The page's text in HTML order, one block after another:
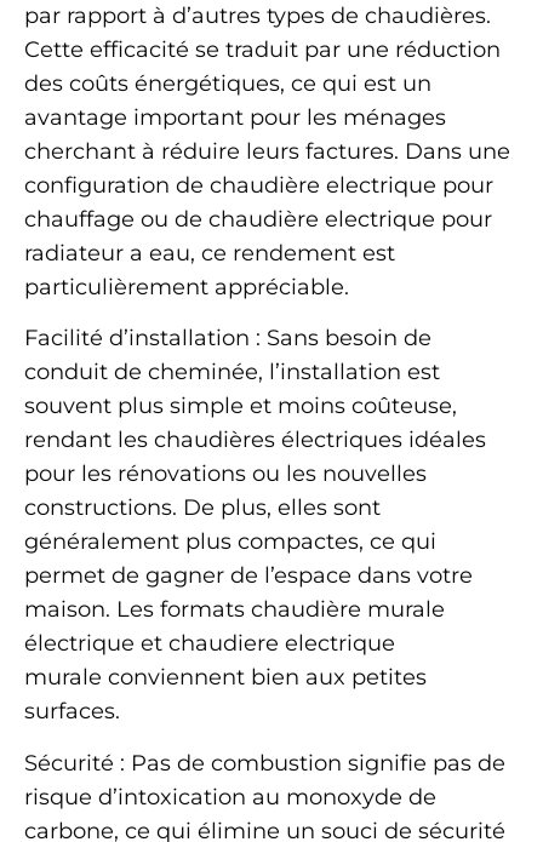
par rapport à d’autres types de chaudières.
Cette efficacité se traduit par une réduction
des coûts énergétiques, ce qui est un
avantage important pour les ménages
cherchant à réduire leurs factures. Dans une
configuration de chaudière electrique pour
chauffage ou de chaudière electrique pour
radiateur a eau, ce rendement est
particulièrement appréciable.
Facilité d’installation : Sans besoin de
conduit de cheminée, l’installation est
souvent plus simple et moins coûteuse,
rendant les chaudières électriques idéales
pour les rénovations ou les nouvelles
constructions. De plus, elles sont
généralement plus compactes, ce qui
permet de gagner de l’espace dans votre
maison. Les formats chaudière murale
électrique et chaudiere electrique
murale conviennent bien aux petites
surfaces.
Sécurité : Pas de combustion signifie pas de
risque d’intoxication au monoxyde de
carbone, ce qui élimine un souci de sécurité